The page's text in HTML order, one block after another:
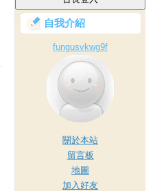
自我介紹
fungusvkwg9f
關於本站
留言板
地圖
加入好友